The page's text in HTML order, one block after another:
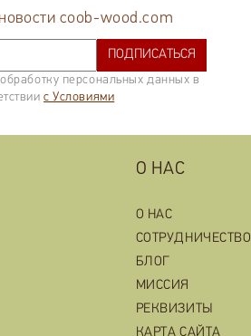
coob-wood.com
ПОДПИСАТЬСЯ
персональных данных в
с Условиями
О НАС
О НАС
СОТРУДНИЧЕСТВО
БЛОГ
МИССИЯ
РЕКВИЗИТЫ
КАРТА САЙТА